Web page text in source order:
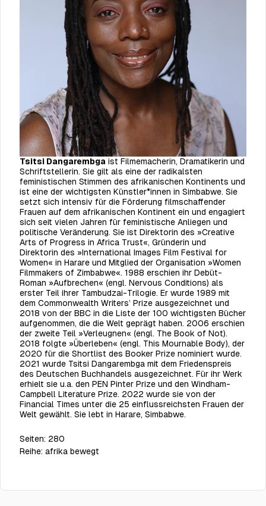
Tsitsi Dangarembga ist Filmemacherin, Dramatikerin und
Schriftstellerin. Sie gilt als eine der radikalsten
feministischen Stimmen des afrikanischen Kontinents und
ist eine der wichtigsten Künstler*innen in Simbabwe. Sie
setzt sich intensiv für die Förderung filmschaffender
Frauen auf dem afrikanischen Kontinent ein und engagiert
sich seit vielen Jahren für feministische Anliegen und
politische Veränderung. Sie ist Direktorin des »Creative
Arts of Progress in Africa Trust«, Gründerin und
Direktorin des »International Images Film Festival for
Women« in Harare und Mitglied der Organisation »Women
Filmmakers of Zimbabwe«. 1988 erschien ihr Debüt-
Roman »Aufbrechen« (engl. Nervous Conditions) als
erster Teil ihrer Tambudzai-Trilogie. Er wurde 1989 mit
dem Commonwealth Writers’ Prize ausgezeichnet und
2018 von der BBC in die Liste der 100 wichtigsten Bücher
aufgenommen, die die Welt geprägt haben. 2006 erschien
der zweite Teil »Verleugnen« (engl. The Book of Not).
2018 folgte »Überleben« (engl. This Mournable Body), der
2020 für die Shortlist des Booker Prize nominiert wurde.
2021 wurde Tsitsi Dangarembga mit dem Friedenspreis
des Deutschen Buchhandels ausgezeichnet. Für ihr Werk
erhielt sie u.a. den PEN Pinter Prize und den Windham-
Campbell Literature Prize. 2022 wurde sie von der
Financial Times unter die 25 einflussreichsten Frauen der
Welt gewählt. Sie lebt in Harare, Simbabwe.
Seiten: 280
Reihe: afrika bewegt